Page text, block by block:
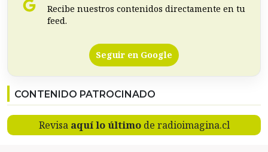
Recibe nuestros contenidos directamente en tu
feed.
Seguir en Google
CONTENIDO PATROCINADO
Revisa aquí lo últimode radioimagina.cl